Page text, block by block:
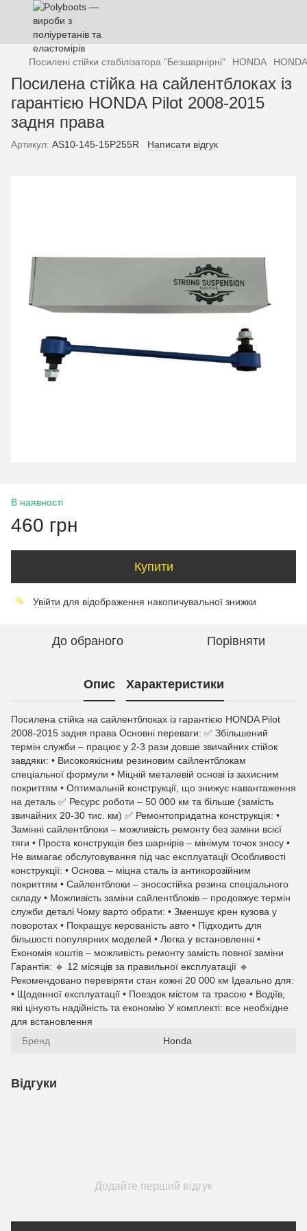
Посилені стійки стабілізатора "Безшарнірні" HONDA
Посилена стійка на сайлентблоках із
гарантією HONDA Pilot 2008-2015
задня права
Артикул: AS10-145-15P255R Написати відгук
В наявності
460 грн
Купити
% Увійти для відображення накопичувальної знижки
До обраного Порівняти
Опис Характеристики
Посилена стійка на сайлентблоках із гарантією HONDA Pilot
2008-2015 задня права Основні переваги: ✅ Збільшений
термін служби – працює у 2-3 рази довше звичайних стійок
завдяки: • Високоякісним резиновим сайлентблокам
спеціальної формули • Міцній металевій основі із захисним
покриттям • Оптимальній конструкції, що знижує навантаження
на деталь ✅ Ресурс роботи – 50 000 км та більше (замість
звичайних 20-30 тис. км) ✅ Ремонтопридатна конструкція: •
Замінні сайлентблоки – можливість ремонту без заміни всієї
тяги • Проста конструкція без шарнірів – мінімум точок зносу •
Не вимагає обслуговування під час експлуатації Особливості
конструкції: • Основа – міцна сталь із антикорозійним
покриттям • Сайлентблоки – зносостійка резина спеціального
складу • Можливість заміни сайлентблоків – продовжує термін
служби деталі Чому варто обрати: • Зменшує крен кузова у
поворотах • Покращує керованість авто • Підходить для
більшості популярних моделей • Легка у встановленні •
Економія коштів – можливість ремонту замість повної заміни
Гарантія: 🔹 12 місяців за правильної експлуатації 🔹
Рекомендовано перевіряти стан кожні 20 000 км Ідеально для:
• Щоденної експлуатації • Поездок містом та трасою • Водіїв,
які цінують надійність та економію У комплекті: все необхідне
для встановлення
Бренд
Honda
Відгуки
Додайте перший відгук